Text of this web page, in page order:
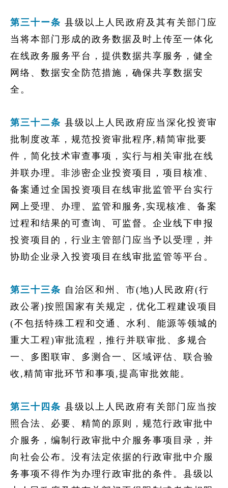
第三十ー条 县级以上人民政府及其有关部门应
当将本部门形成的政务数据及时上传至一体化
在线政务服务平台，提供数据共享服务，健全
网络、数据安全防范措施，确保共享数据安
全。
第三十二条 县级以上人民政府应当深化投资审
批制度改革，规范投资审批程序,精简审批要
件，简化技术审查事项，实行与相关审批在线
并联办理。非涉密企业投资项目，项目核准、
备案通过全国投资项目在线审批监管平台实行
网上受理、办理、监管和服务,实现核准、备案
过程和结果的可查询、可监督。企业线下申报
投资项目的，行业主管部门应当予以受理，并
协助企业录入投资项目在线审批监管等平台。
第三十三条 自治区和州、市(地)人民政府(行
政公署)按照国家有关规定，优化工程建设项目
(不包括特殊工程和交通、水利、能源等领城的
重大工程)审批流程，推行并联审批、多规合
一、多图联审、多测合一、区域评估、联合验
收,精简审批环节和事项,提高审批效能。
第三十四条 县级以上人民政府有关部门应当按
照合法、必要、精简的原则，规范行政审批中
介服务，编制行政审批中介服务事项目录，并
向社会公布。没有法定依据的行政审批中介服
务事项不得作为办理行政审批的条件。县级以